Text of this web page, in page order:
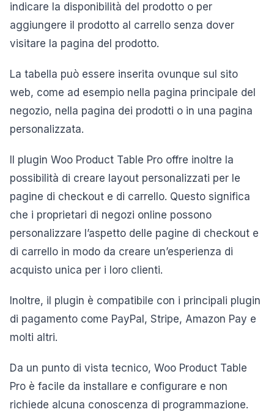
indicare la disponibilità del prodotto o per
aggiungere il prodotto al carrello senza dover
visitare la pagina del prodotto.
La tabella può essere inserita ovunque sul sito
web, come ad esempio nella pagina principale del
negozio, nella pagina dei prodotti o in una pagina
personalizzata.
Il plugin Woo Product Table Pro offre inoltre la
possibilità di creare layout personalizzati per le
pagine di checkout e di carrello. Questo significa
che i proprietari di negozi online possono
personalizzare l’aspetto delle pagine di checkout e
di carrello in modo da creare un’esperienza di
acquisto unica per i loro clienti.
Inoltre, il plugin è compatibile con i principali plugin
di pagamento come PayPal, Stripe, Amazon Pay e
molti altri.
Da un punto di vista tecnico, Woo Product Table
Pro è facile da installare e configurare e non
richiede alcuna conoscenza di programmazione.